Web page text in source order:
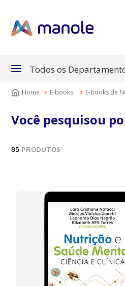
Todos os
E-books E-books de
Você pesquisou
85 PRODUTOS